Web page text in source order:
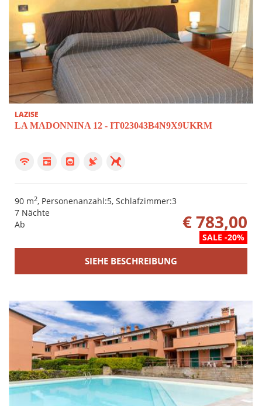
LAZISE
LA MADONNINA 12 - IT023043B4N9X9UKRM
90 m2, Personenanzahl:5, Schlafzimmer:3
€ 783,00
7 Nächte
Ab
SALE -20%
SIEHE BESCHREIBUNG